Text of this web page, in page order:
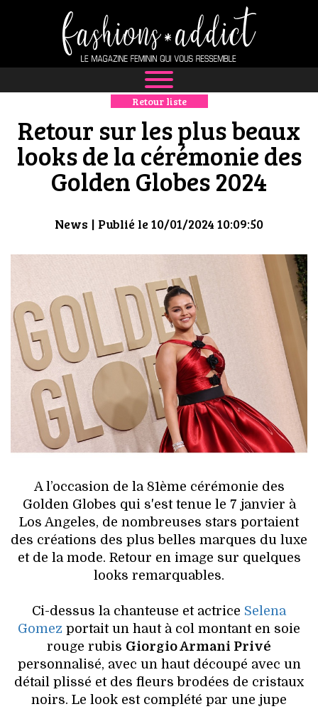
NEWS
MODE
LUXE
DÉFILÉS
BOUTIQUE
CULTURE
HIGH TECH
MAISON
AUTO
LIEUX TENDANCES
MODE DE RUE
JEUNES CRÉATEURS
HISTOIRE DES MARQUES
DÉCO
VOYAGES & LOISIRS
Retour liste
Retour sur les plus beaux
looks de la cérémonie des
Golden Globes 2024
News | Publié le 10/01/2024 10:09:50
A l’occasion de la 81ème cérémonie des
Golden Globes qui s'est tenue le 7 janvier à
Los Angeles, de nombreuses stars portaient
des créations des plus belles marques du luxe
et de la mode. Retour en image sur quelques
looks remarquables.
Ci-dessus la chanteuse et actrice Selena
Gomez portait un haut à col montant en soie
rouge rubis Giorgio Armani Privé
personnalisé, avec un haut découpé avec un
détail plissé et des fleurs brodées de cristaux
noirs. Le look est complété par une jupe